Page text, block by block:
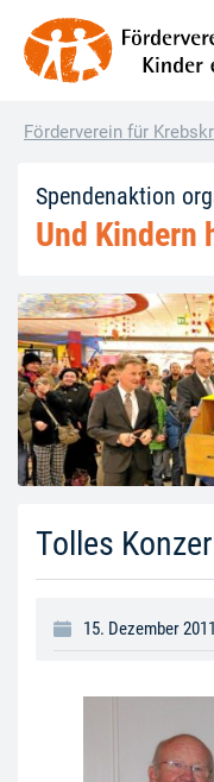
Förderverein für
Spendenaktion
Und Kindern
Tolles
15. Dezember 2011